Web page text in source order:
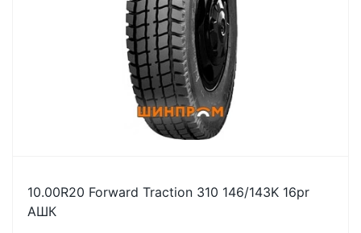
10.00R20 Forward Traction 310 146/143K 16pr
АШК